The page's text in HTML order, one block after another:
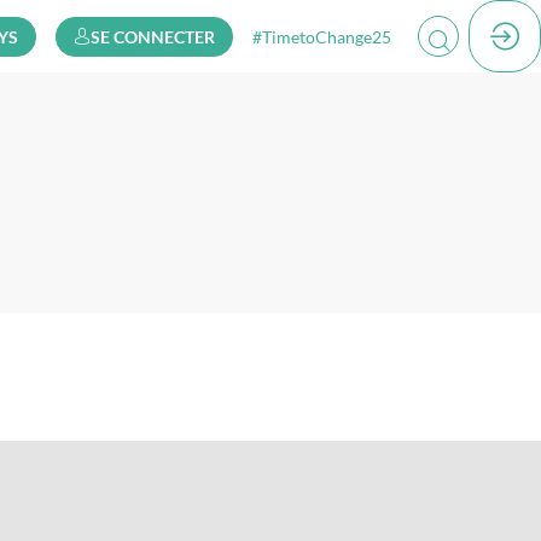
SE CONNECTER #TimetoChange25